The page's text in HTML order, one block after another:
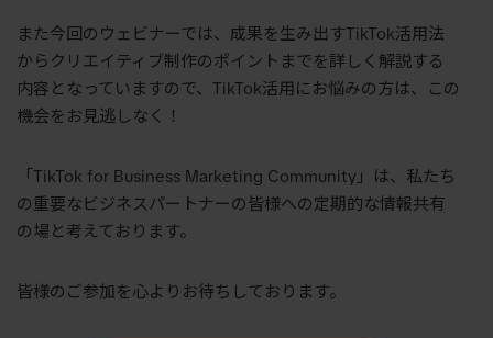
また今回のウェビナーでは、成果を生み出すTikTok活用法
からクリエイティブ制作のポイントまでを詳しく解説する
内容となっていますので、TikTok活用にお悩みの方は、この
機会をお見逃しなく！
「TikTok for Business Marketing Community」は、私たち
の重要なビジネスパートナーの皆様への定期的な情報共有
の場と考えております。
皆様のご参加を心よりお待ちしております。